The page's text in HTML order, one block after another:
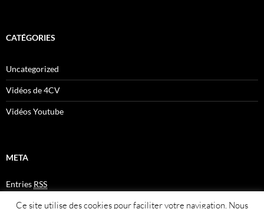
CATÉGORIES
Uncategorized
Vidéos de 4CV
Vidéos Youtube
META
Entries RSS
CommentsRSS
Plan du site
Ce site utilise des cookies pour faciliter votre navigation. Nous